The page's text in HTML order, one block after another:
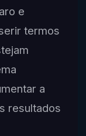
e
termos
a
resultados